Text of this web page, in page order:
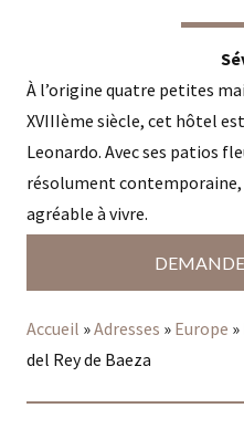
À l’origine quatre petites
XVIIIème siècle, cet hôtel
Leonardo. Avec ses patios
résolument
agréable à vivre.
Accueil »Adresses » Europe »
del Rey de Baeza